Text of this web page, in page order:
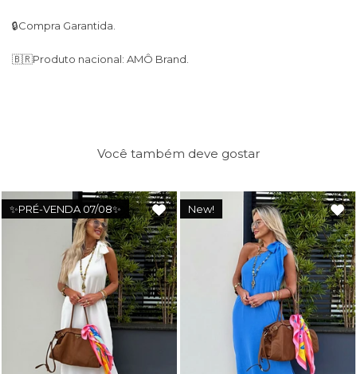
🔒Compra Garantida.
🇧🇷Produto nacional: AMÔ Brand.
Você também deve gostar
✨PRÉ-VENDA 07/08✨ New!